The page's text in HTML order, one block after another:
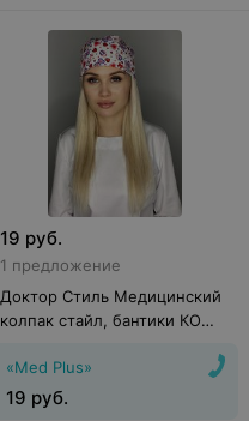
19 руб.
1 предложение
Доктор Стиль Медицинский
колпак стайл, бантики КО
«Med Plus»
19 руб.